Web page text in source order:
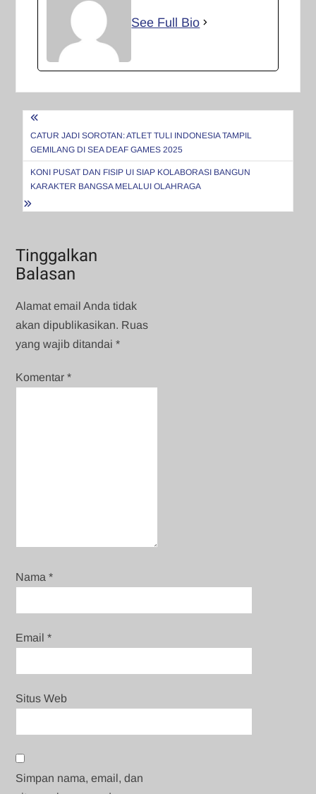
See Full Bio
Navigasi
pos
CATUR JADI SOROTAN: ATLET TULI INDONESIA TAMPIL
GEMILANG DI SEA DEAF GAMES 2025
KONI PUSAT DAN FISIP UI SIAP KOLABORASI BANGUN
KARAKTER BANGSA MELALUI OLAHRAGA
Tinggalkan
Balasan
Alamat email Anda tidak
akan dipublikasikan. Ruas
yang wajib ditandai*
Komentar*
Nama*
Email*
Situs Web
Simpan nama, email, dan